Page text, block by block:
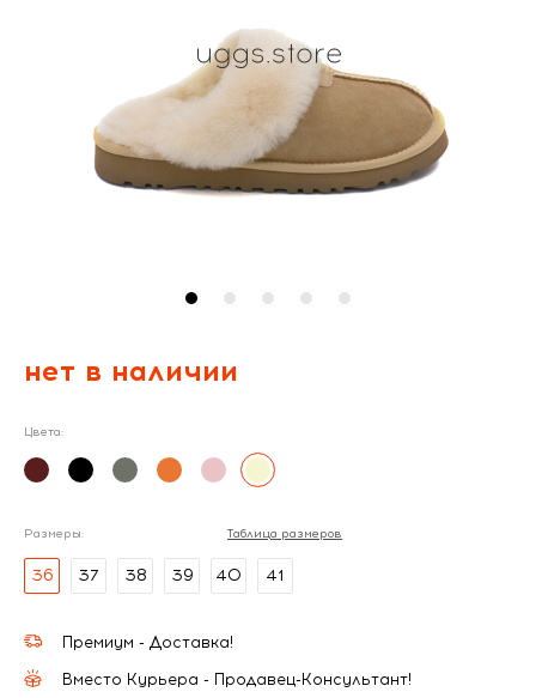
нет в наличии
Цвета:
Размеры: Таблица размеров
36 37 38 39 40 41
Премиум - Доставка!
Вместо Курьера - Продавец-Консультант!